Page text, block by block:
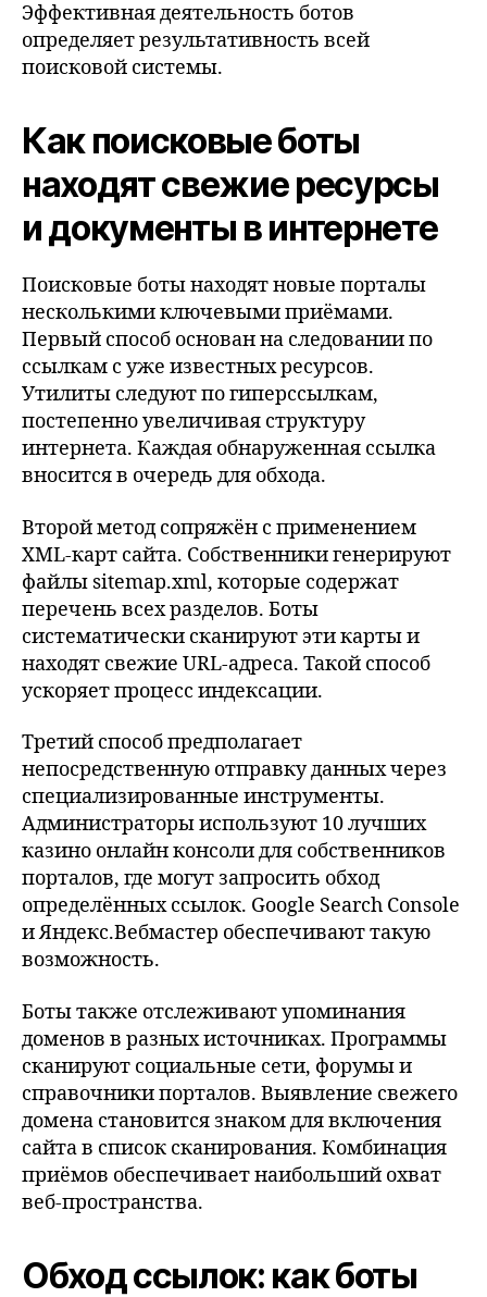
Эффективная деятельность ботов
определяет результативность всей
поисковой системы.
Как поисковые боты
находят свежие ресурсы
и документы в интернете
Поисковые боты находят новые порталы
несколькими ключевыми приёмами.
Первый способ основан на следовании по
ссылкам с уже известных ресурсов.
Утилиты следуют по гиперссылкам,
постепенно увеличивая структуру
интернета. Каждая обнаруженная ссылка
вносится в очередь для обхода.
Второй метод сопряжён с применением
XML-карт сайта. Собственники генерируют
файлы sitemap.xml, которые содержат
перечень всех разделов. Боты
систематически сканируют эти карты и
находят свежие URL-адреса. Такой способ
ускоряет процесс индексации.
Третий способ предполагает
непосредственную отправку данных через
специализированные инструменты.
Администраторы используют 10 лучших
казино онлайн консоли для собственников
порталов, где могут запросить обход
определённых ссылок. Google Search Console
и Яндекс.Вебмастер обеспечивают такую
возможность.
Боты также отслеживают упоминания
доменов в разных источниках. Программы
сканируют социальные сети, форумы и
справочники порталов. Выявление свежего
домена становится знаком для включения
сайта в список сканирования. Комбинация
приёмов обеспечивает наибольший охват
веб-пространства.
Обход ссылок: как боты